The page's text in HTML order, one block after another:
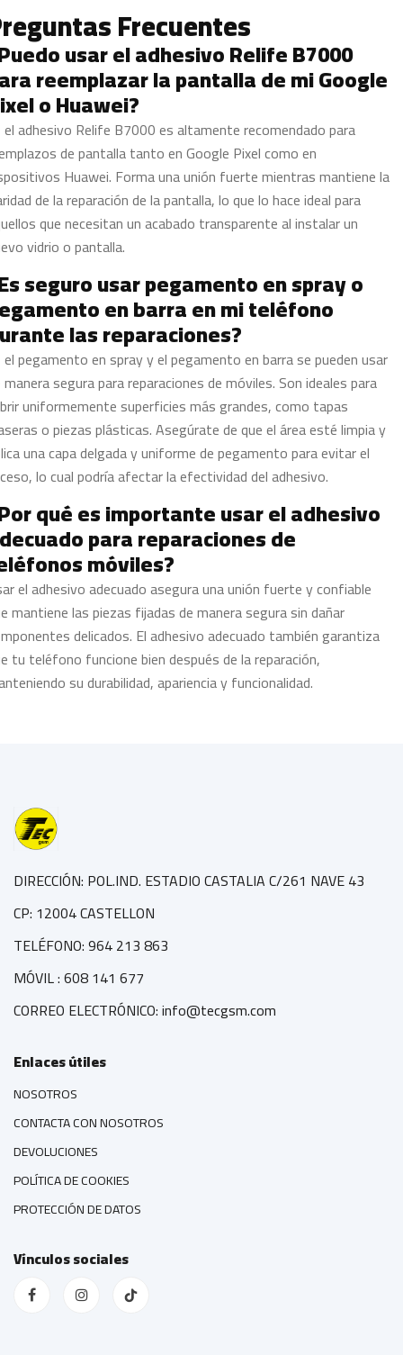
Frecuentes
usar el adhesivo Relife B7000
reemplazar la pantalla de mi Google
o Huawei?
el adhesivo Relife B7000 es altamente recomendado para
de pantalla tanto en Google Pixel como en
Huawei. Forma una unión fuerte mientras mantiene la
de la reparación de la pantalla, lo que lo hace ideal para
que necesitan un acabado transparente al instalar un
vidrio o pantalla.
seguro usar pegamento en spray o
en barra en mi teléfono
las reparaciones?
el pegamento en spray y el pegamento en barra se pueden usar
segura para reparaciones de móviles. Son ideales para
uniformemente superficies más grandes, como tapas
o piezas plásticas. Asegúrate de que el área esté limpia y
una capa delgada y uniforme de pegamento para evitar el
lo cual podría afectar la efectividad del adhesivo.
qué es importante usar el adhesivo
para reparaciones de
móviles?
el adhesivo adecuado asegura una unión fuerte y confiable
mantiene las piezas fijadas de manera segura sin dañar
delicados. El adhesivo adecuado también garantiza
tu teléfono funcione bien después de la reparación,
su durabilidad, apariencia y funcionalidad.
DIRECCIÓN: POL.IND. ESTADIO CASTALIA C/261 NAVE 43
CP: 12004 CASTELLON
TELÉFONO: 964 213 863
MÓVIL : 608 141 677
CORREO ELECTRÓNICO: info@tecgsm.com
Enlaces útiles
NOSOTROS
CONTACTA CON NOSOTROS
DEVOLUCIONES
POLÍTICA DE COOKIES
PROTECCIÓN DE DATOS
Vínculos sociales